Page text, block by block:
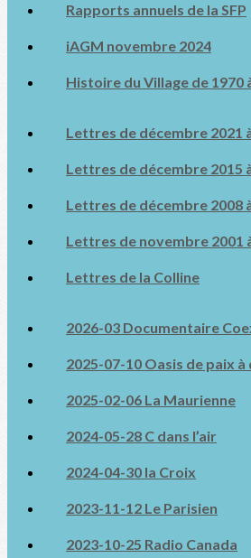
Rapports annuels de la SFP
iAGM novembre 2024
Histoire du Village de 1970
Lettres de décembre 2021
Lettres de décembre 2015
Lettres de décembre 2008
Lettres de novembre 2001
Lettres de la Colline
2026-03 Documentaire
2025-07-10 Oasis de paix
2025-02-06 La Maurienne
2024-05-28 C dans l’air
2024-04-30 la Croix
2023-11-12 Le Parisien
2023-10-25 Radio Canada